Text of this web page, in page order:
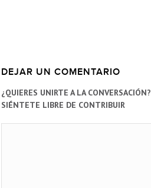
DEJAR UN COMENTARIO
¿QUIERES UNIRTE A LA CONVERSACIÓN?
SIÉNTETE LIBRE DE CONTRIBUIR